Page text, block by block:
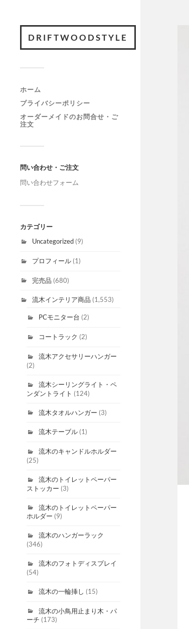
DRIFTWOODSTYLE
ホーム
プライバシーポリシー
オーダーメイドのお問合せ・ご
注文
問い合わせ・ご注文
問い合わせフォーム
カテゴリー
Uncategorized (9)
プロフィール (1)
完売品 (680)
流木インテリア商品 (1,553)
PCモニター台 (2)
コートラック (2)
流木アクセサリーハンガー
(2)
流木シーリングライト・ペ
ンダントライト (124)
流木タオルハンガー (3)
流木テーブル(1)
流木のキャンドルホルダー
(25)
流木のトイレットペーパー
ストッカー (3)
流木のトイレットペーパー
ホルダー (9)
流木のハンガーラック
(346)
流木のフォトディスプレイ
(54)
流木の一輪挿し (15)
流木の小鳥用止まり木・パ
ーチ (173)